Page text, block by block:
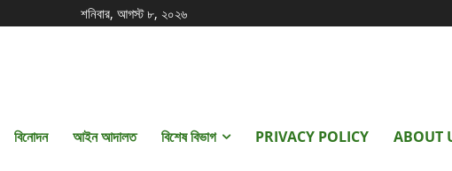
শনিবার, আগস্ট ৮, ২০২৬
বিনোদন আইন আদালত বিশেষ বিভাগ PRIVACY POLICY ABOUT